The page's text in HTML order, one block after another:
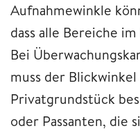
Aufnahmewinkle
dass alle Bereiche
Bei
muss der
Privatgrundstück
oder Passanten, die